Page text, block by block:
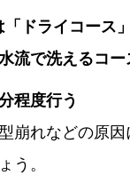
ドライコース
流で洗えるコー
程度行う
崩れなどの原
う。